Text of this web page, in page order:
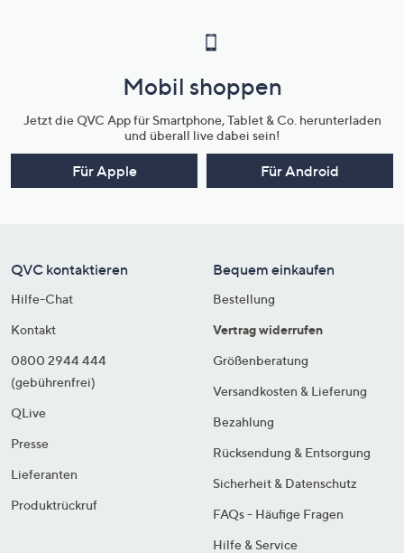
Mobil shoppen
Jetzt die QVC App für Smartphone, Tablet & Co. herunterladen
und überall live dabei sein!
Für Apple Für Android
QVC kontaktieren
Hilfe-Chat
Kontakt
0800 2944 444
(gebührenfrei)
QLive
Presse
Lieferanten
Produktrückruf
Bequem einkaufen
Bestellung
Vertrag widerrufen
Größenberatung
Versandkosten & Lieferung
Bezahlung
Rücksendung & Entsorgung
Sicherheit & Datenschutz
FAQs - Häufige Fragen
Hilfe & Service